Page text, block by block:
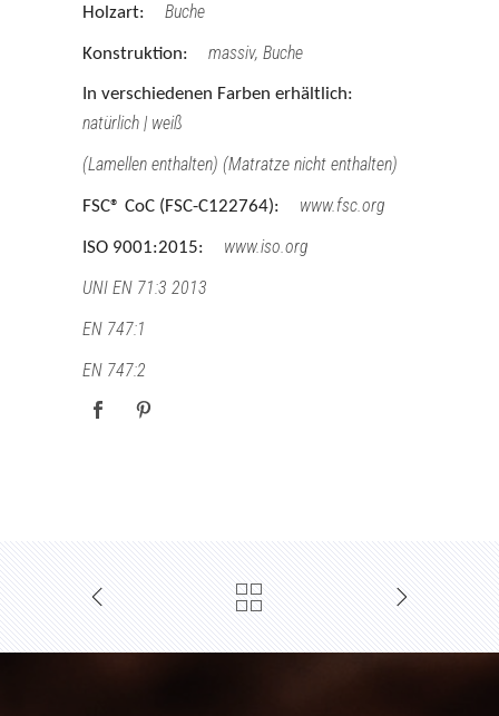
Holzart: Buche
Konstruktion: massiv, Buche
In verschiedenen Farben erhältlich:
natürlich | weiß
(Lamellen enthalten) (Matratze nicht enthalten)
FSC® CoC (FSC-C122764): www.fsc.org
ISO 9001:2015:
www.iso.org
UNI EN 71:3 2013
EN 747:1
EN 747:2